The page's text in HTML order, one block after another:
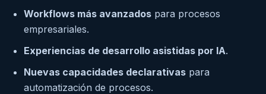
Workflows más avanzados para procesos
empresariales.
Experiencias de desarrollo asistidas por IA.
Nuevas capacidades declarativas para
automatización de procesos.